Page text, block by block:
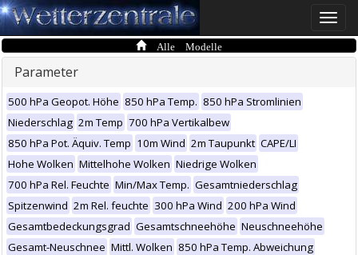
Toggle
Alle Modelle
Parameter
500 hPa Geopot. Höhe 850 hPa Temp. 850 hPa Stromlinien
Niederschlag 2m Temp 700 hPa Vertikalbew
850 hPa Pot. Äquiv. Temp 10m Wind 2m Taupunkt CAPE/LI
Hohe Wolken Mittelhohe Wolken Niedrige Wolken
700 hPa Rel. Feuchte Min/Max Temp. Gesamtniederschlag
Spitzenwind 2m Rel. feuchte 300 hPa Wind 200 hPa Wind
Gesamtbedeckungsgrad Gesamtschneehöhe Neuschneehöhe
Gesamt-Neuschnee Mittl. Wolken 850 hPa Temp. Abweichung